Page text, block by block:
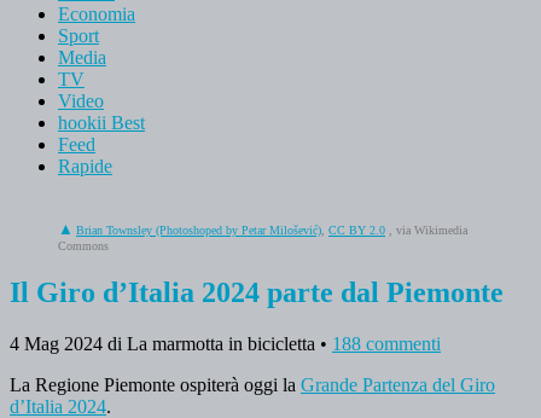
Economia
Sport
Media
TV
Video
hookii Best
Feed
Rapide
Brian Townsley (Photoshoped by Petar Milošević) CC BY 2.0 , via Wikimedia
Commons
Il Giro d’Italia 2024 parte dal Piemonte
4 Mag 2024 di La marmotta in bicicletta • 188 commenti
La Regione Piemonte ospiterà oggi la Grande Partenza del Giro
d’Italia 2024.